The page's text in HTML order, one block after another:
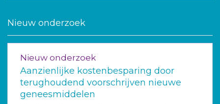
Nieuw onderzoek
Nieuw onderzoek
Aanzienlijke kostenbesparing door
terughoudend voorschrijven nieuwe
geneesmiddelen